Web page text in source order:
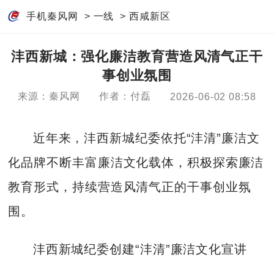
手机秦风网 > 一线 > 西咸新区
沣西新城：强化廉洁教育营造风清气正干
事创业氛围
来源：秦风网 作者：付磊 2026-06-02 08:58
近年来，沣西新城纪委依托“沣清”廉洁文
化品牌不断丰富廉洁文化载体，积极探索廉洁
教育形式，持续营造风清气正的干事创业氛
围。
沣西新城纪委创建“沣清”廉洁文化宣讲